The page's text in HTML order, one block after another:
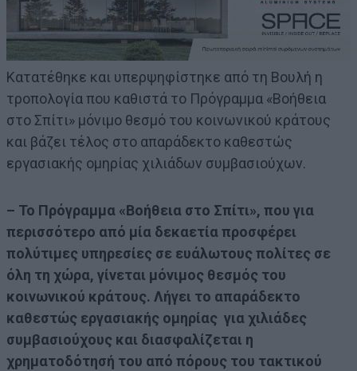
Κατατέθηκε και υπερψηφίστηκε από τη Βουλή η
τροπολογία που καθιστά το Πρόγραμμα «Βοήθεια
στο Σπίτι» μόνιμο θεσμό του κοινωνικού κράτους
και βάζει τέλος στο απαράδεκτο καθεστώς
εργασιακής ομηρίας χιλιάδων συμβασιούχων.
– Το Πρόγραμμα «Βοήθεια στο Σπίτι», που για
περισσότερο από μία δεκαετία προσφέρει
πολύτιμες υπηρεσίες σε ευάλωτους πολίτες σε
όλη τη χώρα, γίνεται μόνιμος θεσμός του
κοινωνικού κράτους. Λήγει το απαράδεκτο
καθεστώς εργασιακής ομηρίας για χιλιάδες
συμβασιούχους και διασφαλίζεται η
χρηματοδότησή του από πόρους του τακτικού